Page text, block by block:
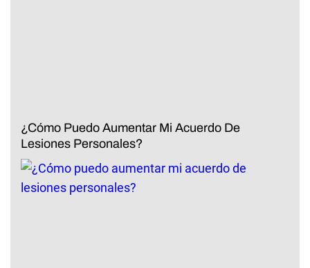
¿Cómo Puedo Aumentar Mi Acuerdo De
Lesiones Personales?